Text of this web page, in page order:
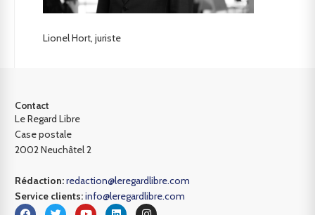
Lionel Hort, juriste
Contact
Le Regard Libre
Case postale
2002 Neuchâtel 2
Rédaction:redaction@leregardlibre.com
Service clients:info@leregardlibre.com